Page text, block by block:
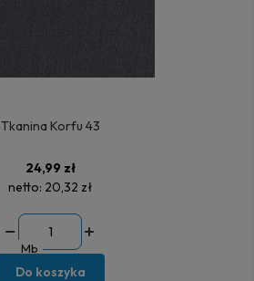
Tkanina Korfu 43
24,99 zł
netto: 20,32 zł
Mb
Do koszyka